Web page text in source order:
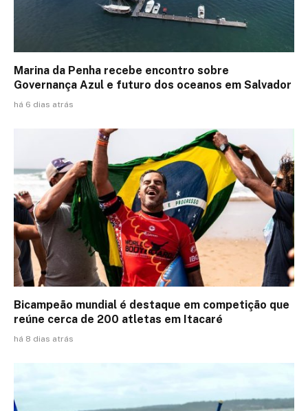
Marina da Penha recebe encontro sobre
Governança Azul e futuro dos oceanos em Salvador
há 6 dias atrás
Bicampeão mundial é destaque em competição que
reúne cerca de 200 atletas em Itacaré
há 8 dias atrás